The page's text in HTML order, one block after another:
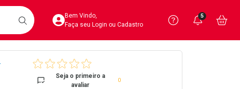
BUSCARAcesse sua Conta
Bem Vindo,
Faça seu Login ou Cadastro
Precisa
Ver Recursos
Você
5
Seja o primeiro a
avaliar
0